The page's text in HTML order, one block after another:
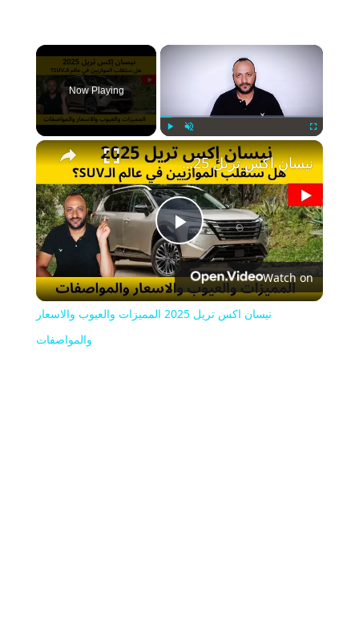
×
Fullscreen
Now Playing
Play
Video
نيسان اكس تريل 2025 المميزات والعيوب والاسعار والمواصفات
Watch on
نيسان اكس تريل 2025 المميزات والعيوب والاسعار
والمواصفات